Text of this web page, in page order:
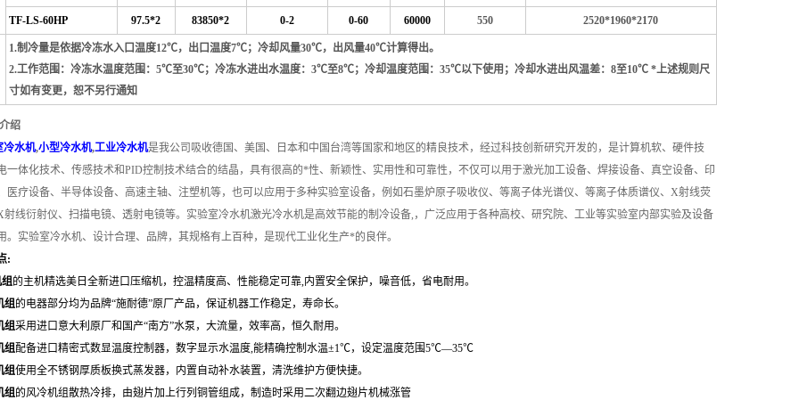
TF-LS-60HP 97.5*2 83850*2 0-2 0-60 60000 550 2520*1960*2170
1.制冷量是依据冷冻水入口温度12℃，出口温度7℃；冷却风量30℃，出风量40℃计算得出。
2.工作范围：冷冻水温度范围：5℃至30℃；冷冻水进出水温度：3℃至8℃；冷却温度范围：35℃以下使用；冷却水进出风温差：8至10℃ *上述规则尺
寸如有变更，恕不另行通知
绍
冷水机,小型冷水机,工业冷水机是我公司吸收德国、美国、日本和中国台湾等国家和地区的精良技术，经过科技创新研究开发的，是计算机软、硬件技
一体化技术、传感技术和PID控制技术结合的结晶，具有很高的*性、新颖性、实用性和可靠性，不仅可以用于激光加工设备、焊接设备、真空设备、印
医疗设备、半导体设备、高速主轴、注塑机等，也可以应用于多种实验室设备，例如石墨炉原子吸收仪、等离子体光谱仪、等离子体质谱仪、X射线荧
射线衍射仪、扫描电镜、透射电镜等。 实验室冷水机激光冷水机是高效节能的制冷设备,，广泛应用于各种高校、研究院、工业等实验室内部实验及设备
。 实验室冷水机、设计合理、品牌，其规格有上百种，是现代工业化生产*的良伴。
:
的主机精选美日全新进口压缩机，控温精度高、性能稳定可靠,内置安全保护，噪音低，省电耐用。
组的电器部分均为品牌“施耐德”原厂产品，保证机器工作稳定，寿命长。
组采用进口意大利原厂和国产“南方”水泵，大流量，效率高，恒久耐用。
组配备进口精密式数显温度控制器，数字显示水温度,能精确控制水温±1℃，设定温度范围5℃—35℃
组使用全不锈钢厚质板换式蒸发器，内置自动补水装置，清洗维护方便快捷。
组的风冷机组散热冷排，由翅片加上行列铜管组成，制造时采用二次翻边翅片机械涨管